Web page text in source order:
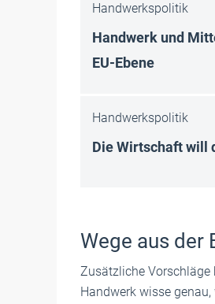
Handwerkspolitik
Handwerk und
EU-Ebene
Handwerkspolitik
Die Wirtschaft will
Wege aus der
Zusätzliche Vorschläge
Handwerk wisse